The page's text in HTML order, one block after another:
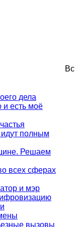
Вс
дела
и есть моё
полным
Решаем
всех сферах
и мэр
вызовы